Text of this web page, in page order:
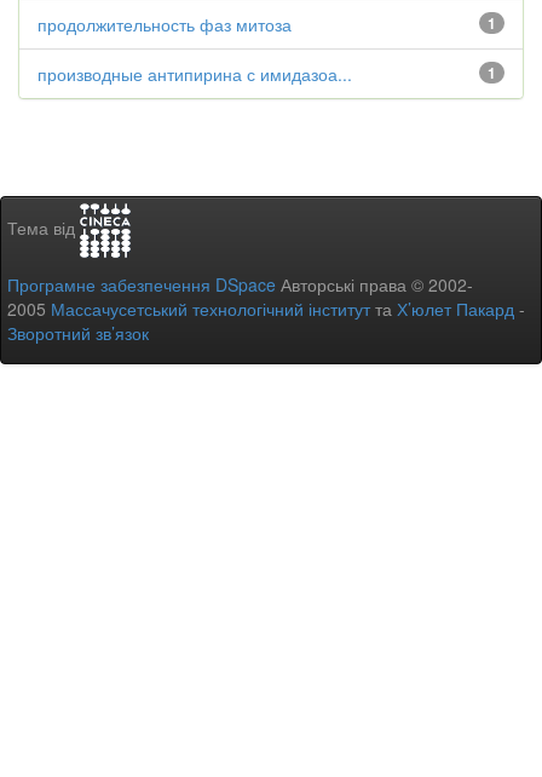
1
продолжительность фаз митоза
1
производные антипирина с имидазоа...
Тема від
Програмне забезпечення DSpace Авторські права © 2002-
2005 Массачусетський технологічний інститутта Х’юлет Пакард -
Зворотний зв’язок